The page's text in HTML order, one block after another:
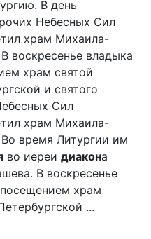
В день
Небесных Сил
храм Михаила-
В воскресенье владыка
храм святой
и святого
Сил
храм Михаила-
Во время Литургии им
во иереи диакона
В воскресенье
храм
...